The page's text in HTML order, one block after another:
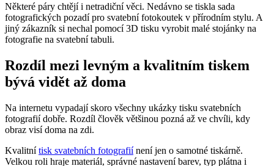
Některé páry chtějí i netradiční věci. Nedávno se tiskla sada
fotografických pozadí pro svatební fotokoutek v přírodním stylu. A
jiný zákazník si nechal pomocí 3D tisku vyrobit malé stojánky na
fotografie na svatební tabuli.
Rozdíl mezi levným a kvalitním tiskem
bývá vidět až doma
Na internetu vypadají skoro všechny ukázky tisku svatebních
fotografií dobře. Rozdíl člověk většinou pozná až ve chvíli, kdy
obraz visí doma na zdi.
Kvalitnítisk svatebních fotografiínení jen o samotné tiskárně.
Velkou roli hraje materiál, správné nastavení barev, typ plátna i